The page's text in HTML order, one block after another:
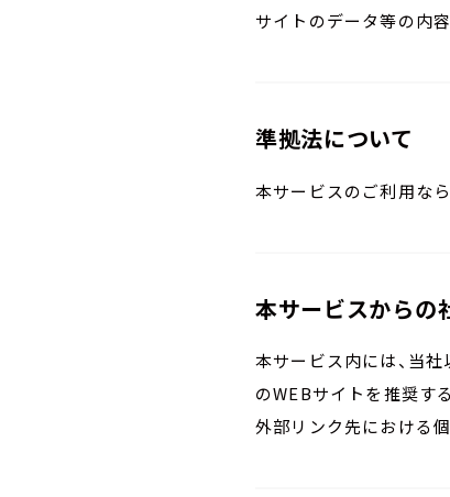
サイトのデータ等の内
準拠法について
本サービスのご利用な
本サービスからの
本サービス内には、当
のWEBサイトを推奨す
外部リンク先における